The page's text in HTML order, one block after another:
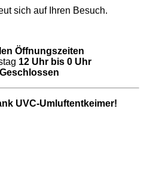
sich auf Ihren Besuch.
Öffnungszeiten
12 Uhr bis 0 Uhr
Geschlossen
UVC-Umluftentkeimer!